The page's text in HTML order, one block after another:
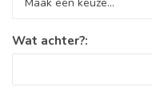
Wat achter?: